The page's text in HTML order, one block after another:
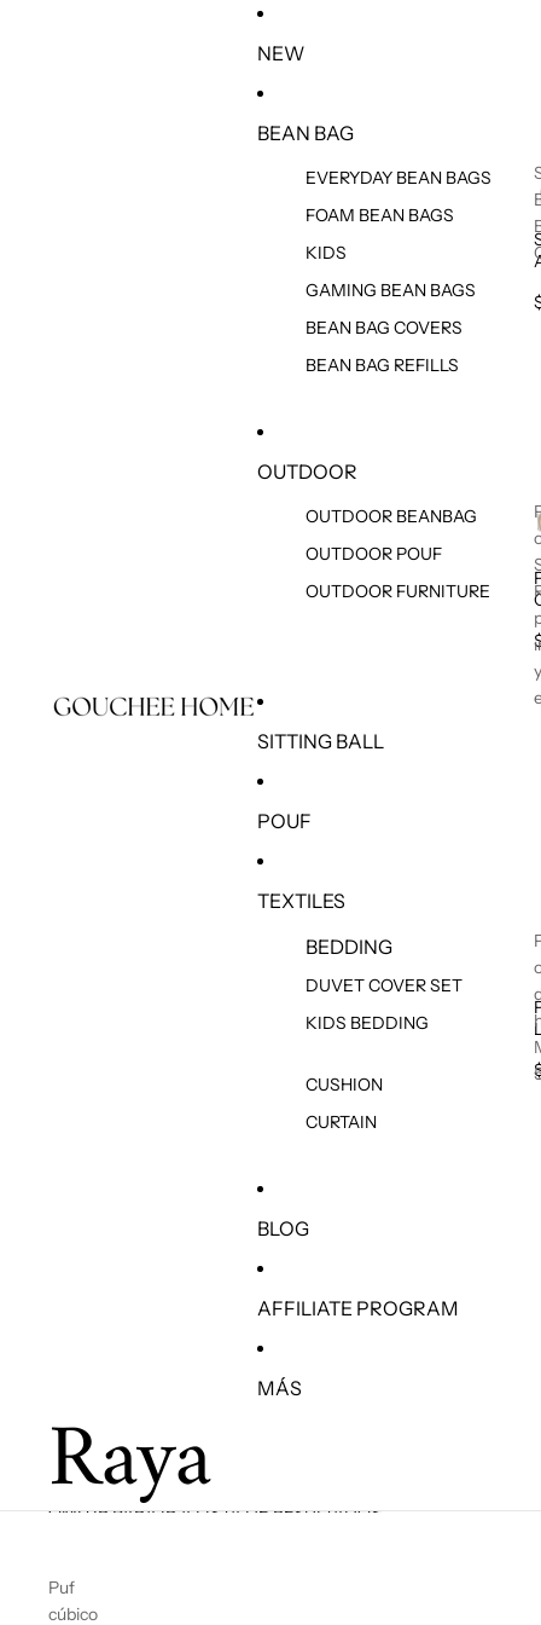
NEW
BEAN BAG
EVERYDAY BEAN BAGS
FOAM BEAN BAGS
KIDS
GAMING BEAN BAGS
BEAN BAG COVERS
BEAN BAG REFILLS
OUTDOOR
OUTDOOR BEANBAG
OUTDOOR POUF
OUTDOOR FURNITURE
y
SITTING BALL
POUF
TEXTILES
BEDDING
DUVET COVER SET
KIDS BEDDING
CUSHION
CURTAIN
BLOG
AFFILIATE PROGRAM
MÁS
Raya
OMITIR PARA IR A LISTA DE RESULTADOS
Puf
cúbico